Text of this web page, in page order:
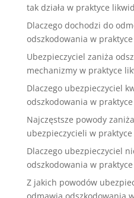
tak działa w praktyce
Dlaczego dochodzi do
odszkodowania w
Ubezpieczyciel zaniża
mechanizmy w praktyce
Dlaczego ubezpieczyciel
odszkodowania w
Najczęstsze powody
ubezpieczycieli w
Dlaczego ubezpieczyciel
odszkodowania w
Z jakich powodów